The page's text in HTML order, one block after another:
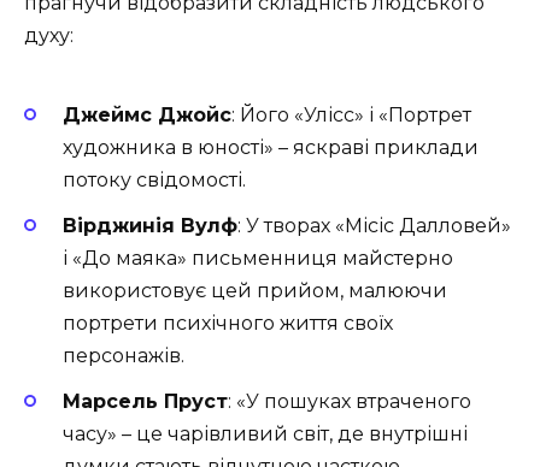
духу:
Джеймс Джойс: Його «Улісс» і «Портрет
художника в юності» – яскраві приклади
потоку свідомості.
Вірджинія Вулф: У творах «Місіс Далловей»
і «До маяка» письменниця майстерно
використовує цей прийом, малюючи
портрети психічного життя своїх
персонажів.
Марсель Пруст: «У пошуках втраченого
часу» – це чарівливий світ, де внутрішні